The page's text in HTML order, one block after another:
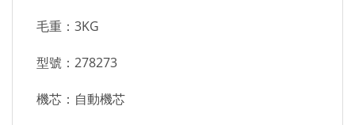
毛重：3KG
型號：278273
機芯：自動機芯